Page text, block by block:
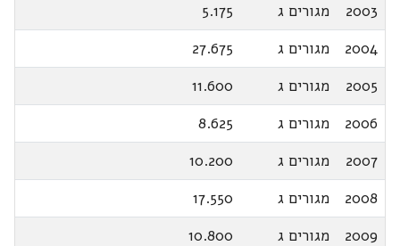
2003
מגורים ג
5.175
2004
מגורים ג
27.675
2005
מגורים ג
11.600
2006
מגורים ג
8.625
2007
מגורים ג
10.200
2008
מגורים ג
17.550
2009
מגורים ג
10.800